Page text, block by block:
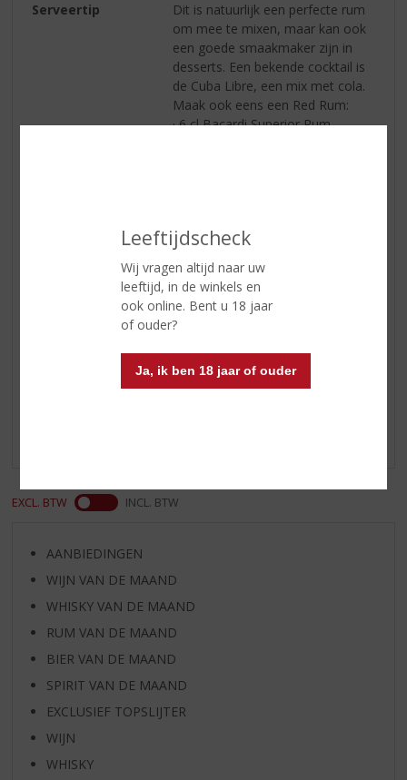
Leeftijdscheck
Wij vragen altijd naar uw
leeftijd, in de winkels en
ook online. Bent u 18 jaar
of ouder?
Ja, ik ben 18 jaar of ouder
Serveertip
Dit is natuurlijk een perfecte rum
om mee te mixen, maar kan ook
een goede smaakmaker zijn in
desserts. Een bekende cocktail is
de Cuba Libre, een mix met cola.
Maak ook eens een Red Rum:
· 6 cl Bacardi Superior Rum
mengglas of een cocktailshaker
met een kers, sinaasappelschijfje
of een schijfje citroen.
Reviews
EXCL. BTW INCL. BTW
AANBIEDINGEN
WIJN VAN DE MAAND
WHISKY VAN DE MAAND
RUM VAN DE MAAND
BIER VAN DE MAAND
SPIRIT VAN DE MAAND
EXCLUSIEF TOPSLIJTER
WIJN
WHISKY